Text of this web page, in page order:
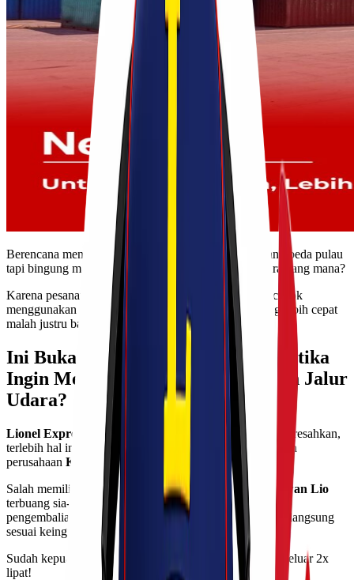
Berencana mengirimkan barang pesanan customer
yang beda pulau
tapi bingung mau memilih paket pengiriman jalur udara yang mana?
Karena pesanannya yang dalam jumlah banyak lebih cocok
menggunakan kargo, namun di satu sisi jika ingin yang lebih cepat
malah justru bagusan yang reguler?
Ini Bukan Keresahan Kawan Lio ketika
Ingin Memilih Layanan Pengiriman Jalur
Udara?
Lionel Express sangat memahami apa yang Kawan Lio
resahkan,
terlebih hal ini sangat berdampak besar terhadap keuangan
perusahaan Kawan Lio
Salah memilih layanan, bisa-bisabudget perusahaan
Kawan Lio
terbuang sia-sia akibat customeryang komplain meminta
pengembalian uang cuma gara-gara pengiriman tidak berlangsung
sesuai keinginan mereka.
Sudah kepuasan mereka menurun,
budget juga jadi keluar 2x
lipat!